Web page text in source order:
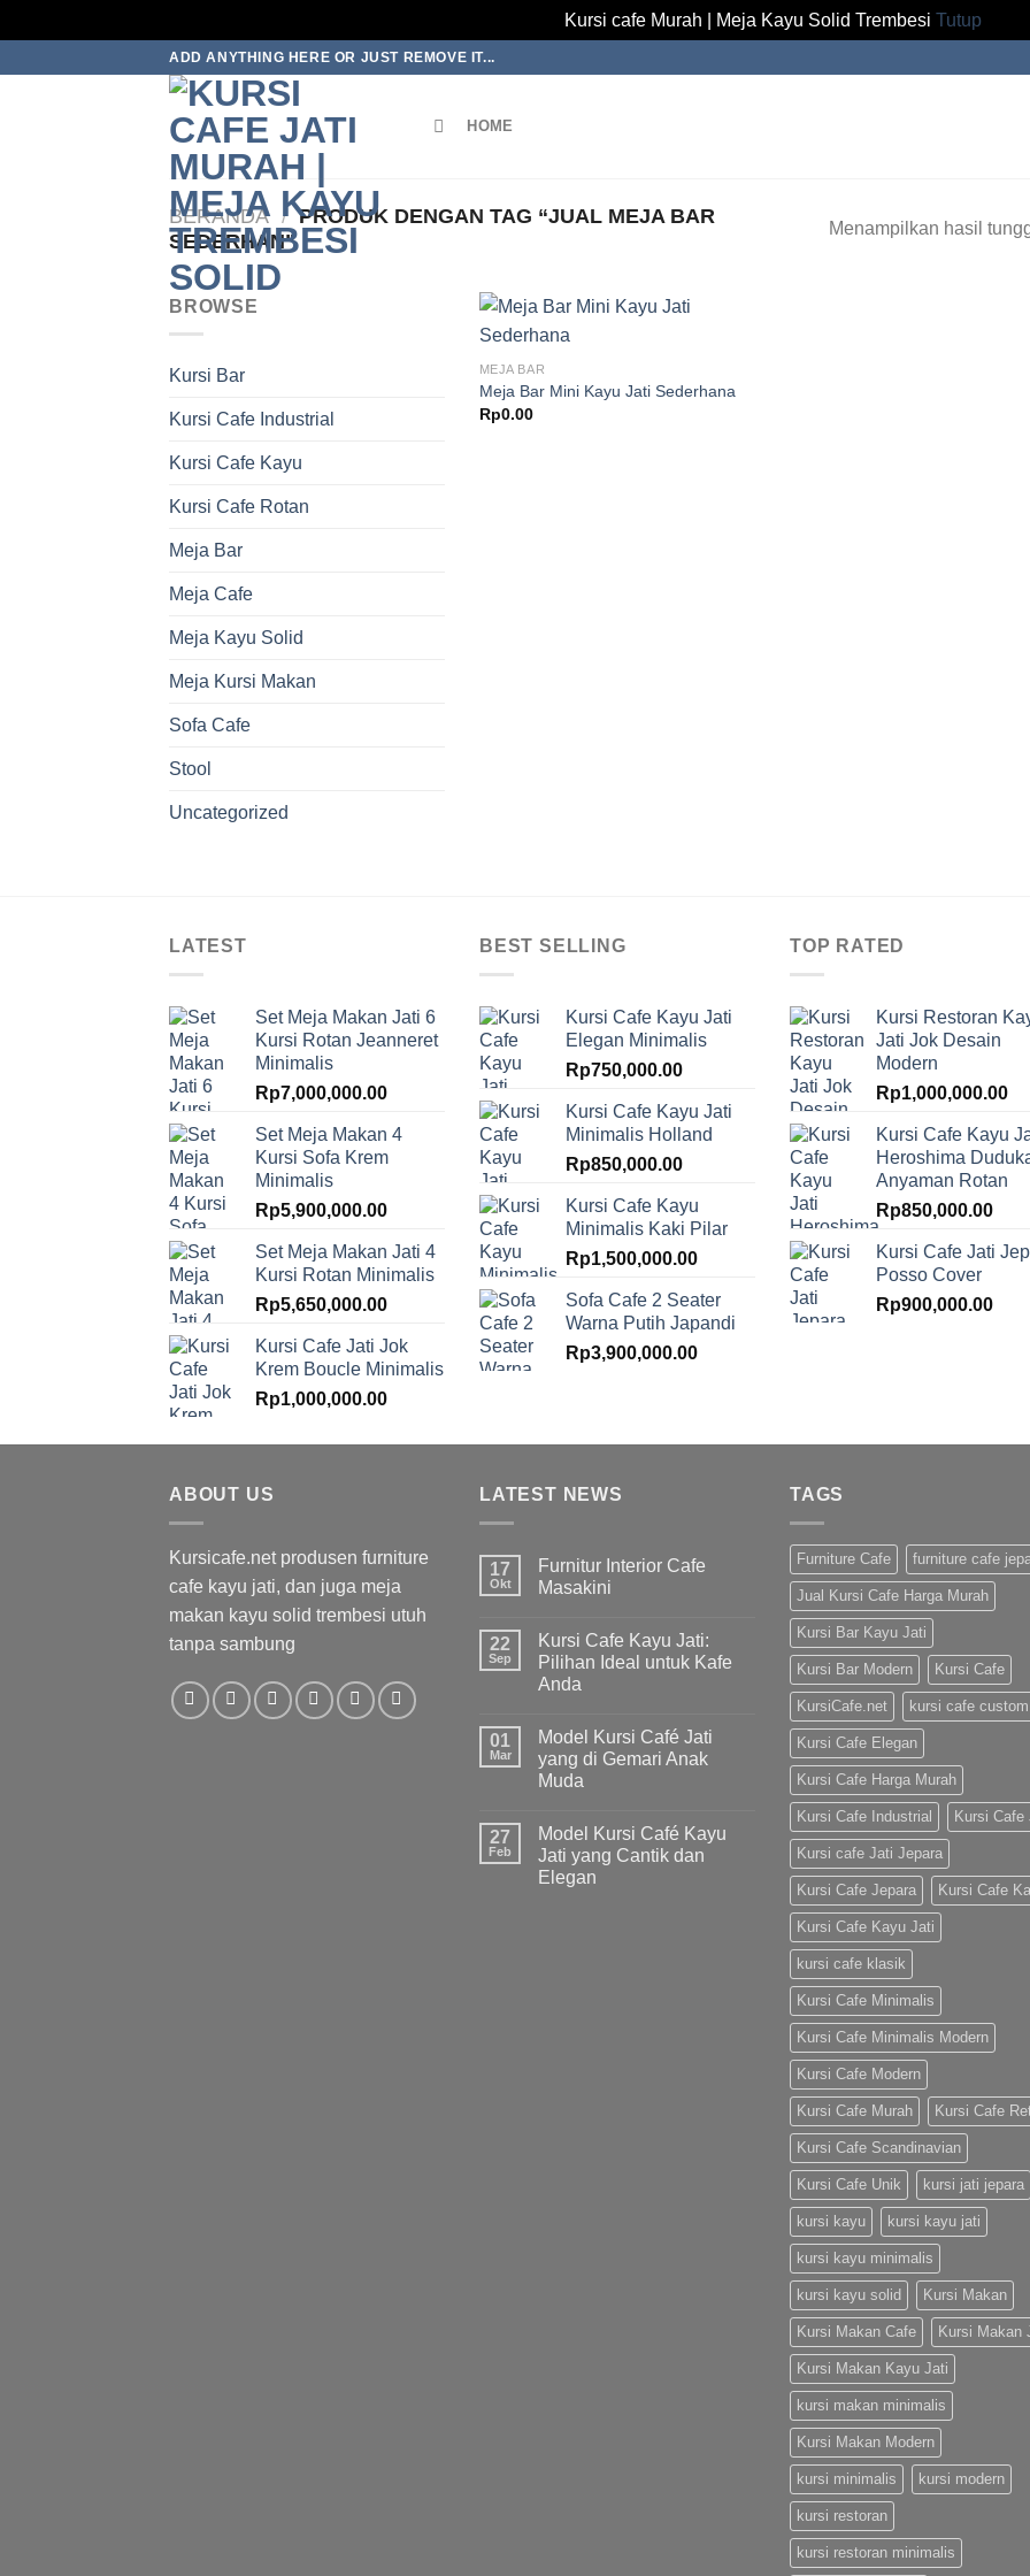
Kursi cafe Murah | Meja Kayu Solid Trembesi Tutup
ADD ANYTHING HERE OR JUST REMOVE IT...
HOME
BERANDA / PRODUK DENGAN TAG “JUAL MEJA BAR
SEDERHAN”
Menampilkan hasil
BROWSE
Kursi Bar
Kursi Cafe Industrial
Kursi Cafe Kayu
Kursi Cafe Rotan
Meja Bar
Meja Cafe
Meja Kayu Solid
Meja Kursi Makan
Sofa Cafe
Stool
Uncategorized
MEJA BAR
Meja Bar Mini Kayu Jati Sederhana
Rp0.00
LATEST
Set Meja Makan Jati 6
Kursi Rotan Jeanneret
Minimalis
Rp7,000,000.00
Set Meja Makan 4
Kursi Sofa Krem
Minimalis
Rp5,900,000.00
Set Meja Makan Jati 4
Kursi Rotan Minimalis
Rp5,650,000.00
Kursi Cafe Jati Jok
Krem Boucle Minimalis
Rp1,000,000.00
BEST SELLING
Kursi Cafe Kayu Jati
Elegan Minimalis
Rp750,000.00
Kursi Cafe Kayu Jati
Minimalis Holland
Rp850,000.00
Kursi Cafe Kayu
Minimalis Kaki Pilar
Rp1,500,000.00
Sofa Cafe 2 Seater
Warna Putih Japandi
Rp3,900,000.00
TOP RATED
Kursi Restoran
Jati Jok Desain
Modern
Rp1,000,000.00
Kursi Cafe Kayu
Heroshima
Anyaman Rotan
Rp850,000.00
Kursi Cafe Jati
Posso Cover
Rp900,000.00
ABOUT US
Kursicafe.net produsen furniture
cafe kayu jati, dan juga meja
makan kayu solid trembesi utuh
tanpa sambung
LATEST NEWS
17
Okt
Furnitur Interior Cafe
Masakini
22
Sep
Kursi Cafe Kayu Jati:
Pilihan Ideal untuk Kafe
Anda
01
Mar
Model Kursi Café Jati
yang di Gemari Anak
Muda
27
Feb
Model Kursi Café Kayu
Jati yang Cantik dan
Elegan
TAGS
Furniture Cafe furniture cafe
Jual Kursi Cafe Harga Murah
Kursi Bar Kayu Jati
Kursi Bar Modern Kursi Cafe
KursiCafe.net kursi cafe custom
Kursi Cafe Elegan
Kursi Cafe Harga Murah
Kursi Cafe Industrial Kursi Cafe
Kursi cafe Jati Jepara
Kursi Cafe Jepara Kursi Cafe
Kursi Cafe Kayu Jati
kursi cafe klasik
Kursi Cafe Minimalis
Kursi Cafe Minimalis Modern
Kursi Cafe Modern
Kursi Cafe Murah Kursi Cafe
Kursi Cafe Scandinavian
Kursi Cafe Unik kursi jati jepara
kursi kayu kursi kayu jati
kursi kayu minimalis
kursi kayu solid Kursi Makan
Kursi Makan Cafe Kursi Makan
Kursi Makan Kayu Jati
kursi makan minimalis
Kursi Makan Modern
kursi minimalis kursi modern
kursi restoran
kursi restoran minimalis